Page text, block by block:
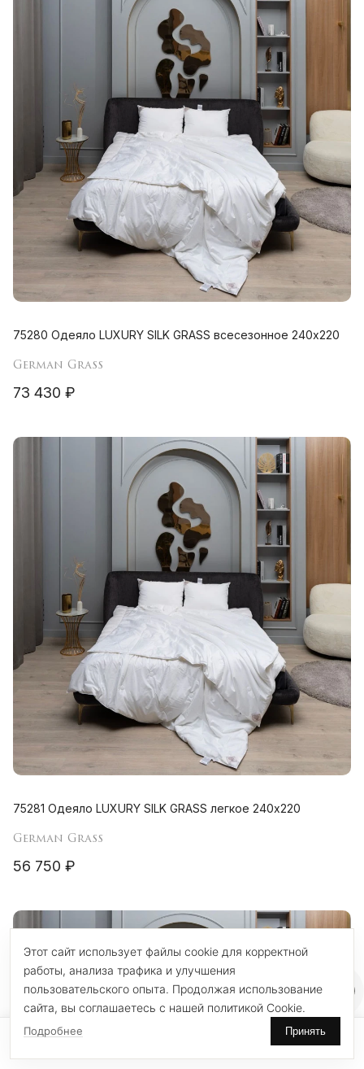
75280 Одеяло LUXURY SILK GRASS всесезонное 240х220
German Grass
73 430 ₽
75281 Одеяло LUXURY SILK GRASS легкое 240х220
German Grass
56 750 ₽
Этот сайт использует файлы cookie для корректной
работы, анализа трафика и улучшения
пользовательского опыта. Продолжая использование
сайта, вы соглашаетесь с нашей политикой Cookie.
Подробнее Принять